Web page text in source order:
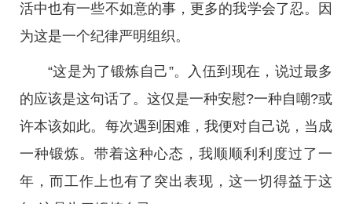
活中也有一些不如意的事，更多的我学会了忍。因
为这是一个纪律严明组织。
“这是为了锻炼自己”。入伍到现在，说过最多
的应该是这句话了。这仅是一种安慰?一种自嘲?或
许本该如此。每次遇到困难，我便对自己说，当成
一种锻炼。带着这种心态，我顺顺利利度过了一
年，而工作上也有了突出表现，这一切得益于这